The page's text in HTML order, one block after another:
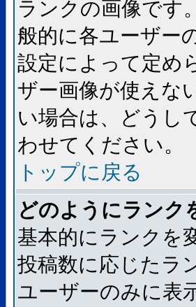
ランクの画像です
般的に各ユーザー
設定によって定め
ザー画像が使えな
い場合は、どうし
わせてください。
トップに戻る
どのようにランク
基本的にランクを
投稿数に応じたラ
ユーザーのみに表